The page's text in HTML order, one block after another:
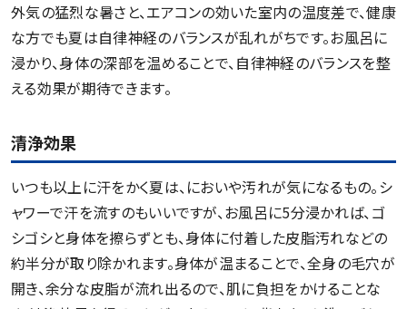
外気の猛烈な暑さと、エアコンの効いた室内の温度差で、健康
な方でも夏は自律神経のバランスが乱れがちです。お風呂に
浸かり、身体の深部を温めることで、自律神経のバランスを整
える効果が期待できます。
清浄効果
いつも以上に汗をかく夏は、においや汚れが気になるもの。シ
ャワーで汗を流すのもいいですが、お風呂に5分浸かれば、ゴ
シゴシと身体を擦らずとも、身体に付着した皮脂汚れなどの
約半分が取り除かれます。身体が温まることで、全身の毛穴が
開き、余分な皮脂が流れ出るので、肌に負担をかけることな